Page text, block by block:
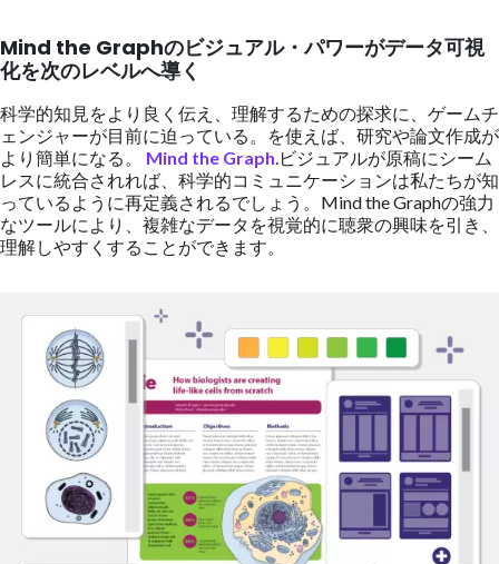
Mind the Graphのビジュアル・パワーがデータ可視
化を次のレベルへ導く
科学的知見をより良く伝え、理解するための探求に、ゲームチ
ェンジャーが目前に迫っている。を使えば、研究や論文作成が
より簡単になる。 Mind the Graph.ビジュアルが原稿にシーム
レスに統合されれば、科学的コミュニケーションは私たちが知
っているように再定義されるでしょう。Mind the Graphの強力
なツールにより、複雑なデータを視覚的に聴衆の興味を引き、
理解しやすくすることができます。